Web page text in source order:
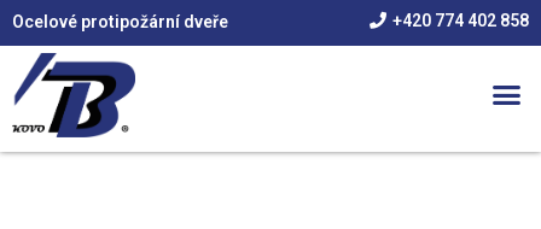
Ocelové protipožární dveře +420 774 402 858